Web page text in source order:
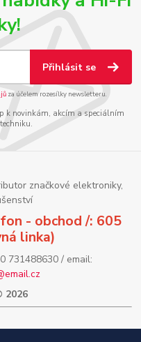
Přihlásit se
za účelem rozesílky newsletteru.
k novinkám, akcím a speciálním
značkové elektroniky,
- obchod /: 605
linka)
731488630 / email:
2026